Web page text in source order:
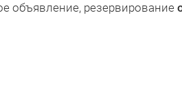
объявление, резервирование